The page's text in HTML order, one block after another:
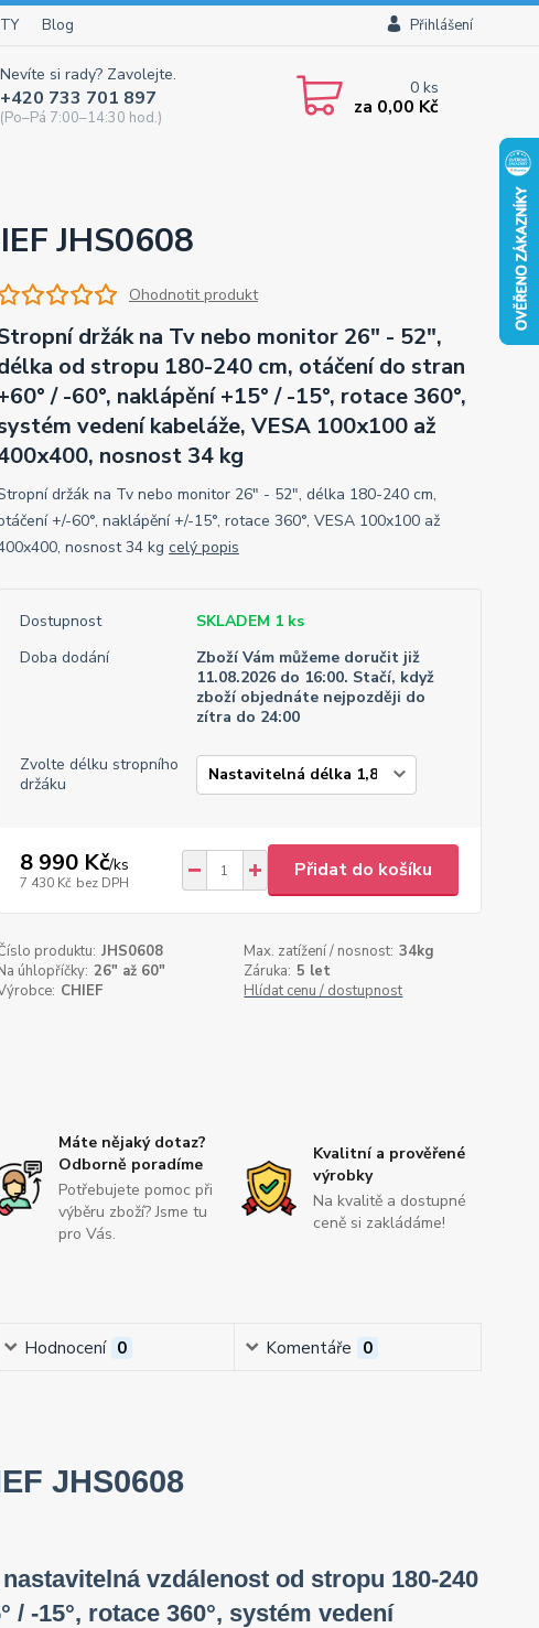
Blog Přihlášení
Nevíte si rady? Zavolejte.
+420 733 701 897
(Po–Pá 7:00–14:30 hod.)
0ks
za 0,00 Kč
JHS0608
Ohodnotit produkt
držák na Tv nebo monitor 26" - 52",
od stropu 180-240 cm, otáčení do stran
/ -60°, naklápění +15° / -15°, rotace 360°,
vedení kabeláže, VESA 100x100 až
nosnost 34 kg
držák na Tv nebo monitor 26" - 52", délka 180-240 cm,
+/-60°, naklápění +/-15°, rotace 360°, VESA 100x100 až
nosnost 34 kg celý popis
Dostupnost
SKLADEM 1 ks
Doba dodání
Zboží Vám můžeme doručit již
11.08.2026 do 16:00. Stačí, když
zboží objednáte nejpozději do
zítra do 24:00
Zvolte délku stropního
držáku
8 990 Kč/ks
7 430 Kč bez DPH
Přidat do košíku
produktu: JHS0608 Max. zatížení / nosnost: 34kg
úhlopříčky: 26" až 60" Záruka: 5 let
CHIEF Hlídat cenu / dostupnost
Máte nějaký dotaz?
Odborně poradíme
Potřebujete pomoc při
výběru zboží? Jsme tu
pro Vás.
Kvalitní a prověřené
výrobky
Na kvalitě a dostupné
ceně si zakládáme!
Hodnocení 0 Komentáře 0
JHS0608
vzdálenost od stropu 180-240
/ -15°, rotace 360°, systém vedení